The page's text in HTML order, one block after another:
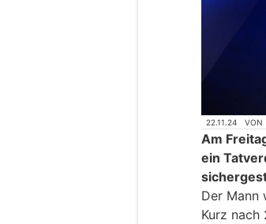
22.11.24 VON
Am
ein
Der Mann
Kurz